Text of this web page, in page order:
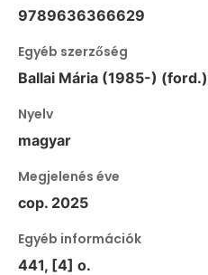
9789636366629
Egyéb szerzőség
Ballai Mária (1985-) (ford.)
Nyelv
magyar
Megjelenés éve
cop. 2025
Egyéb információk
441, [4] o.